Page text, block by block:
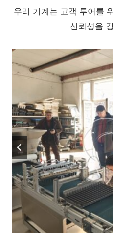
우리 기계는 고객 투어를
신뢰성을